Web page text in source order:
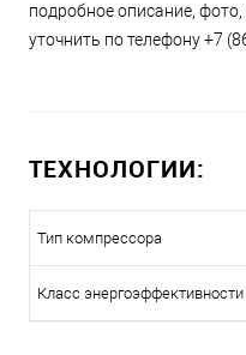
подробное описание,
уточнить по телефону +7
ТЕХНОЛОГИИ:
Тип компрессора
Класс энергоэффективности